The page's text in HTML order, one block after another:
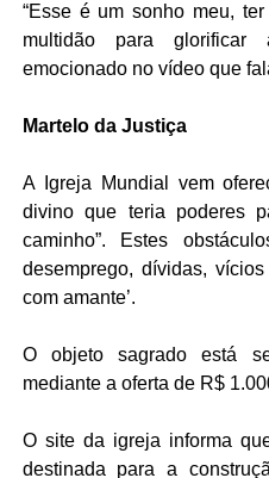
“Esse é um sonho meu,
multidão para glorificar
emocionado no vídeo que
Martelo da Justiça
A Igreja Mundial vem
divino que teria poderes
caminho”. Estes
desemprego, dívidas,
com amante’.
O objeto sagrado está
mediante a oferta de R$
O site da igreja informa
destinada para a